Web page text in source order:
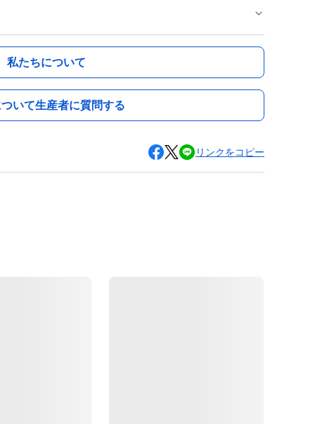
私たちについて
いて生産者に質問する
リンクをコピー